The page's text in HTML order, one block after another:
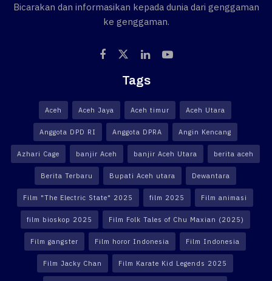
Bicarakan dan informasikan kepada dunia dari genggaman
ke genggaman.
Tags
Aceh Aceh Jaya Aceh timur Aceh Utara
Anggota DPD RI Anggota DPRA Angin Kencang
Azhari Cage banjir Aceh banjir Aceh Utara berita aceh
Berita Terbaru Bupati Aceh utara Dewantara
Film "The Electric State" 2025 film 2025 Film animasi
film bioskop 2025 Film Folk Tales of Chu Maxian (2025)
Film gangster Film horor Indonesia Film Indonesia
Film Jacky Chan Film Karate Kid Legends 2025